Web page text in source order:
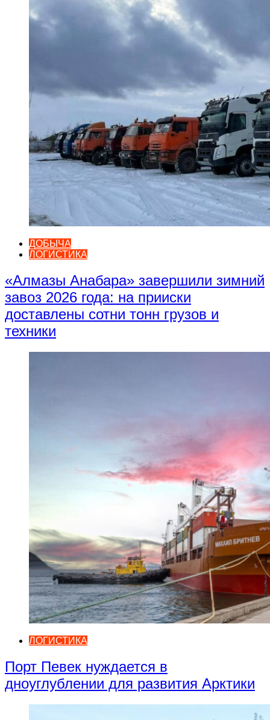
ДОБЫЧА
ЛОГИСТИКА
«Алмазы Анабара» завершили зимний
завоз 2026 года: на прииски
доставлены сотни тонн грузов и
техники
ЛОГИСТИКА
Порт Певек нуждается в
дноуглублении для развития Арктики